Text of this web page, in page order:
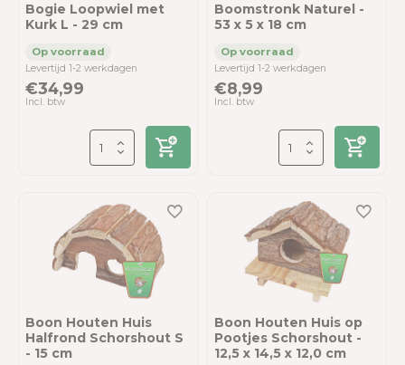
Bogie Loopwiel met
Kurk L - 29 cm
Levertijd 1-2 werkdagen
€34,99
Incl. btw
Boomstronk Naturel -
53 x 5 x 18 cm
Levertijd 1-2 werkdagen
€8,99
Incl. btw
Boon Houten Huis
Halfrond Schorshout S
- 15 cm
Boon Houten Huis op
Pootjes Schorshout -
12,5 x 14,5 x 12,0 cm